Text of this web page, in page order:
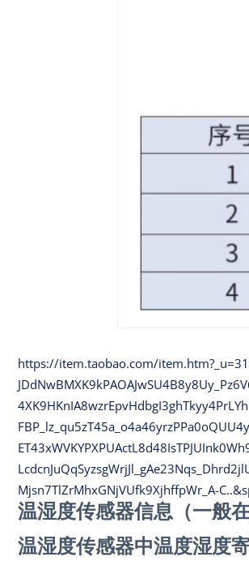
https://item.taobao.com/
Mjsn7TlZrMhxGNjVUfk9XjhffpWr_A-
温湿度传感器信息（一般
温湿度传感器中温度湿度